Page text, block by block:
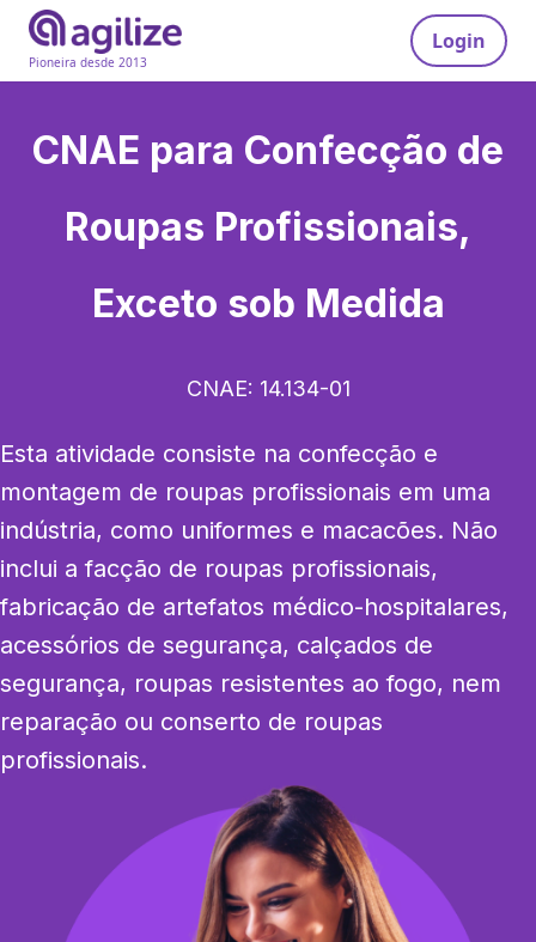
Pioneira desde 2013
Login
CNAE para Confecção de
Roupas Profissionais,
Exceto sob Medida
CNAE: 14.134-01
Esta atividade consiste na confecção e
montagem de roupas profissionais em uma
indústria, como uniformes e macacões. Não
inclui a facção de roupas profissionais,
fabricação de artefatos médico-hospitalares,
acessórios de segurança, calçados de
segurança, roupas resistentes ao fogo, nem
reparação ou conserto de roupas
profissionais.